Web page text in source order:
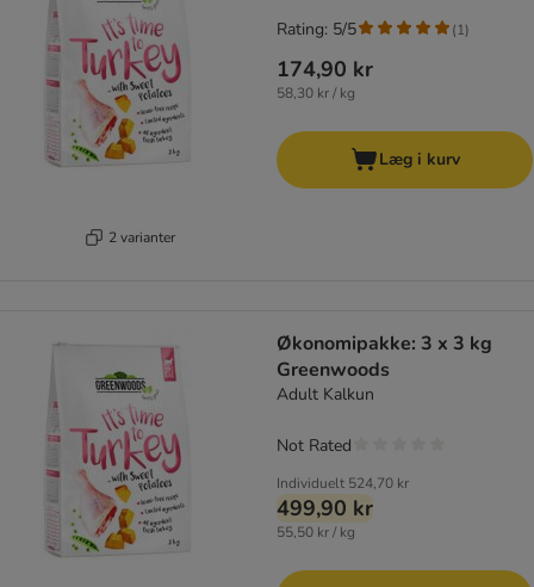
2 varianter
174,90 kr
58,30 kr / kg
Rating: 5/5 (1)
Læg i kurv
Økonomipakke: 3 x 3 kg
Greenwoods
Adult Kalkun
Individuelt 524,70 kr
499,90 kr
55,50 kr / kg
Not Rated